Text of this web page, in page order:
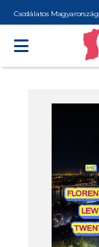
Csodálatos Magyarország